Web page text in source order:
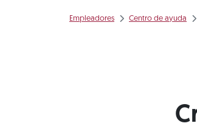
Empleadores Centro de ayuda